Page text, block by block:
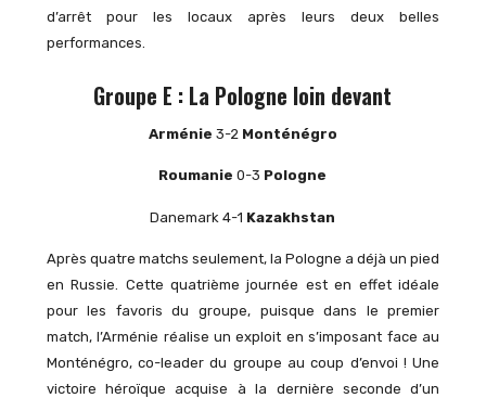
d’arrêt pour les locaux après leurs deux belles
performances.
Groupe E : La Pologne loin devant
Arménie 3-2 Monténégro
Roumanie 0-3 Pologne
Danemark 4-1 Kazakhstan
Après quatre matchs seulement, la Pologne a déjà un pied
en Russie. Cette quatrième journée est en effet idéale
pour les favoris du groupe, puisque dans le premier
match, l’Arménie réalise un exploit en s’imposant face au
Monténégro, co-leader du groupe au coup d’envoi ! Une
victoire héroïque acquise à la dernière seconde d’un